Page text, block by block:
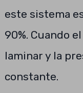
este sistema
90%. Cuando
laminar y la
constante.